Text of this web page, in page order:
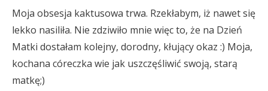
Moja obsesja kaktusowa trwa. Rzekłabym, iż nawet się
lekko nasiliła. Nie zdziwiło mnie więc to, że na Dzień
Matki dostałam kolejny, dorodny, kłujący okaz :) Moja,
kochana córeczka wie jak uszczęśliwić swoją, starą
matkę;)